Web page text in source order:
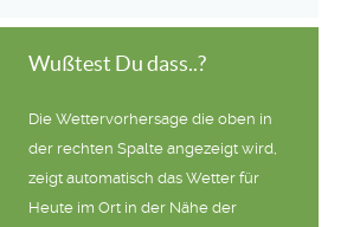
Wußtest Du dass..?
Die Wettervorhersage die oben in
der rechten Spalte angezeigt wird,
zeigt automatisch das Wetter für
Heute im Ort in der Nähe der